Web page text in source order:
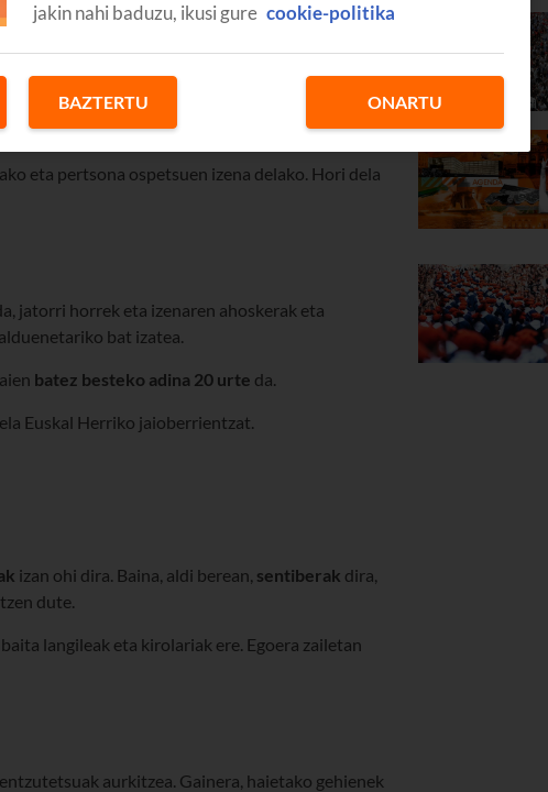
eta pertsona ospetsuen izena delako. Hori dela
jatorri horrek eta izenaren ahoskerak eta
bat izatea.
batez besteko adina 20 urte da.
Euskal Herriko jaioberrientzat.
izan ohi dira. Baina, aldi berean, sentiberak dira,
dute.
langileak eta kirolariak ere. Egoera zailetan
aurkitzea. Gainera, haietako gehienek
jakin nahi baduzu, ikusi gure cookie-politika
BAZTERTU ONARTU